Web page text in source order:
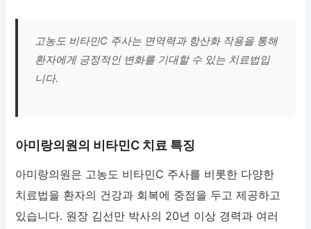
고농도 비타민C 주사는 면역력과 항산화 작용을 통해
환자에게 긍정적인 변화를 기대할 수 있는 치료법입
니다.
아미랑의원의 비타민C 치료 특징
아미랑의원은 고농도 비타민C 주사를 비롯한 다양한
치료법을 환자의 건강과 회복에 중점을 두고 제공하고
있습니다. 원장 김선만 박사의 20년 이상 경력과 여러